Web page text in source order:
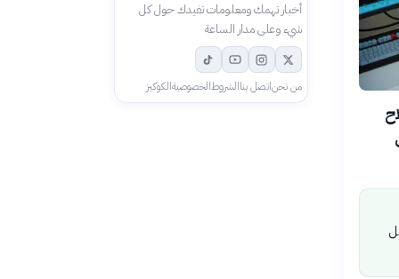
أخبار تهمك ومعلومات تفيدك حول كل
شيء وعلى مدار الساعة
من نحناتصل بناالشروطالخصوصيةالكوكيز